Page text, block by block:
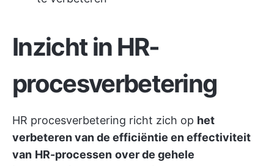
Inzicht in HR-
procesverbetering
HR procesverbetering richt zich op het
verbeteren van de efficiëntie en effectiviteit
van HR-processen over de gehele